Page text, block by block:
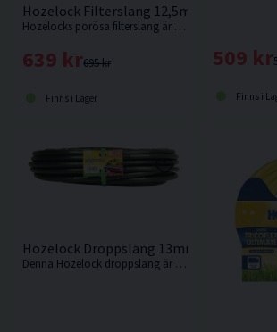
Hozelock Filterslang 12,5mm 25m
Hozelocks porösa filterslang är lätt att använda och ett av de enklaste sätten att skapa ett bevattningssystem var som helst i trädgården.
695 kr
639 kr
Finns i Lager
509 kr
Finns i
Hozelock Droppslang 13mm 25m
Denna Hozelock droppslang är en 13 mm droppledning, med integrerade droppar jämnt fördelade var 30:e cm längs slangens längd.